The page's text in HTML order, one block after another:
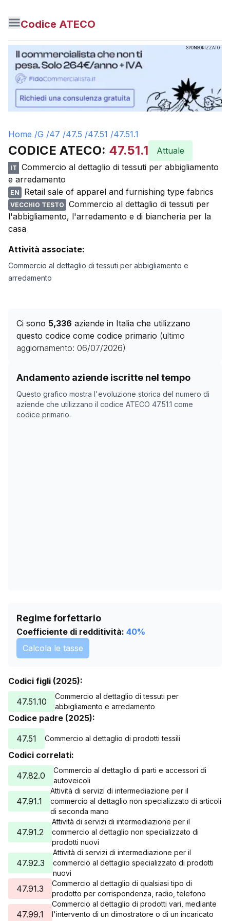
Codice ATECO
SPONSORIZZATO
Home /G /47 /47.5 /47.51 /47.51.1
CODICE ATECO: 47.51.1 Attuale
IT
Commercio al dettaglio di tessuti per abbigliamento
e arredamento
EN Retail sale of apparel and furnishing type fabrics
VECCHIO TESTO
Commercio al dettaglio di tessuti per
l'abbigliamento, l'arredamento e di biancheria per la
casa
Attività associate:
Commercio al dettaglio di tessuti per abbigliamento e
arredamento
Ci sono 5,336 aziende in Italia che utilizzano
questo codice come codice primario (ultimo
aggiornamento: 06/07/2026)
Andamento aziende iscritte nel tempo
Questo grafico mostra l'evoluzione storica del numero di
aziende che utilizzano il codice ATECO 47.51.1 come
codice primario.
Storico numero di aziende con codice ATECO
Data rilevazione
25/04/2025
4597
10/11/2025
Regime forfettario
Coefficiente di redditività: 40%
Calcola le tasse
Codici figli (2025):
47.51.10
Commercio al dettaglio di tessuti per
abbigliamento e arredamento
Codice padre (2025):
47.51
Commercio al dettaglio di prodotti tessili
Codici correlati:
47.82.0
Commercio al dettaglio di parti e accessori di
autoveicoli
47.91.1
Attività di servizi di intermediazione per il
commercio al dettaglio non specializzato di articoli
di seconda mano
47.91.2
Attività di servizi di intermediazione per il
commercio al dettaglio non specializzato di
prodotti nuovi
47.92.3
Attività di servizi di intermediazione per il
commercio al dettaglio specializzato di prodotti
nuovi
47.91.3
Commercio al dettaglio di qualsiasi tipo di
prodotto per corrispondenza, radio, telefono
47.99.1
Commercio al dettaglio di prodotti vari, mediante
l'intervento di un dimostratore o di un incaricato